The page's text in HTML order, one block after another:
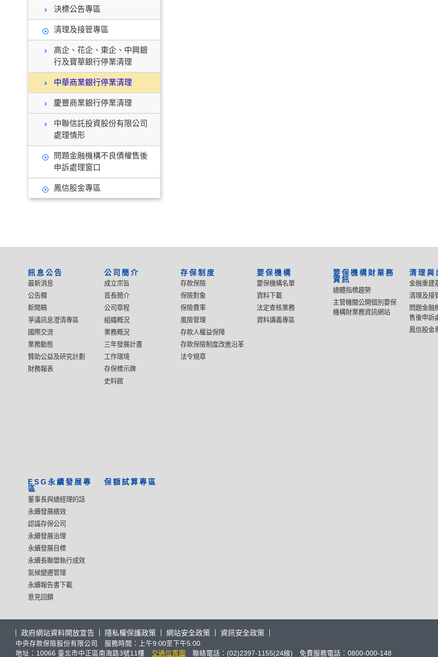
決標公告專區
清理及接管專區
高企、花企、東企、中興銀
行及寶華銀行停業清理
中華商業銀行停業清理
慶豐商業銀行停業清理
中聯信託投資股份有限公司
處理情形
問題金融機構不良債權售後
申訴處理窗口
鳳信股金專區
訊息公告
最新消息
公告欄
新聞稿
爭議訊息澄清專區
國際交流
業務動態
贊助公益及研究計劃
財務報表
公司簡介
成立宗旨
首長簡介
公司章程
組織概況
業務概況
三年發展計畫
工作環境
存保標示牌
史料館
存保制度
存款保險
保險對象
保險費率
風險管理
存款人權益保障
存款保險制度改進沿革
法令規章
要保機構
要保機構名單
資料下載
法定查核業務
資料講義專區
要保機構財業務
資訊
總體指標趨勢
主管機關公開個別要保
機構財業務資訊網站
清理與
金融重建
清理及接
問題金融
售後申訴
鳳信股金
ESG永續發展專
區
董事長與總經理的話
永續發展績效
認識存保公司
永續發展治理
永續發展目標
永續長聯盟執行成效
氣候變遷管理
永續報告書下載
意見回饋
保額試算專區
政府網站資料開放宣告 隱私權保護政策 網站安全政策 資訊安全政策
中央存款保險股份有限公司 服務時間：上午9:00至下午5:00
地址：10066 臺北市中正區南海路3號11樓
交通位置圖 聯絡電話：(02)2397-1155(24線) 免費服務電話：0800-000-148